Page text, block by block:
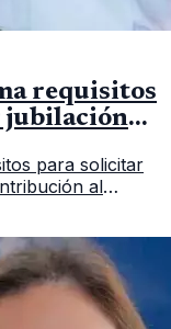
requisitos
jubilación
para solicitar
al